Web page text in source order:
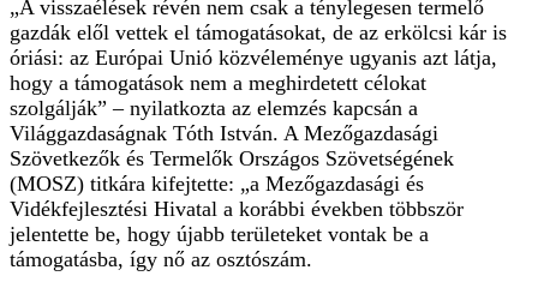
„A visszaélések révén nem csak a ténylegesen termelő
gazdák elől vettek el támogatásokat, de az erkölcsi kár is
óriási: az Európai Unió közvéleménye ugyanis azt látja,
hogy a támogatások nem a meghirdetett célokat
szolgálják” – nyilatkozta az elemzés kapcsán a
Világgazdaságnak Tóth István. A Mezőgazdasági
Szövetkezők és Termelők Országos Szövetségének
(MOSZ) titkára kifejtette: „a Mezőgazdasági és
Vidékfejlesztési Hivatal a korábbi években többször
jelentette be, hogy újabb területeket vontak be a
támogatásba, így nő az osztószám.